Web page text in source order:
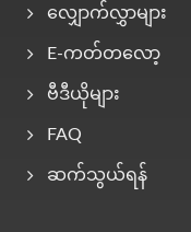
လျှောက်လွှာများ
E-ကတ်တလော့
ဗီဒီယိုများ
FAQ
ဆက်သွယ်ရန်